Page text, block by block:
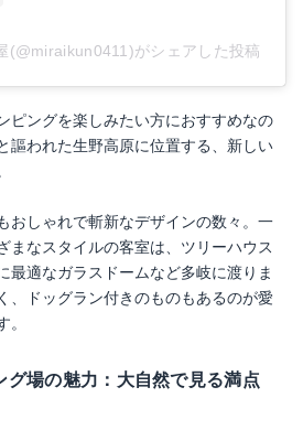
(@miraikun0411)がシェアした投稿
ピングを楽しみたい方におすすめなの
謳われた生野高原に位置する、新しい
おしゃれで斬新なデザインの数々。一
まなスタイルの客室は、ツリーハウス
最適なガラスドームなど多岐に渡りま
、ドッグラン付きのものもあるのが愛
。
グ場の魅力：大自然で見る満点